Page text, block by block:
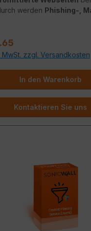
werden Phishing-,
zzgl. Versandkosten
In den Warenkorb
Kontaktieren Sie uns